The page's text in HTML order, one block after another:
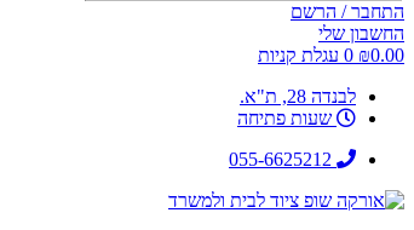
התחבר / הרשם
החשבון שלי
₪0.00
0 עגלת קניות
לבנדה 28, ת"א.
שעות פתיחה
055-6625212